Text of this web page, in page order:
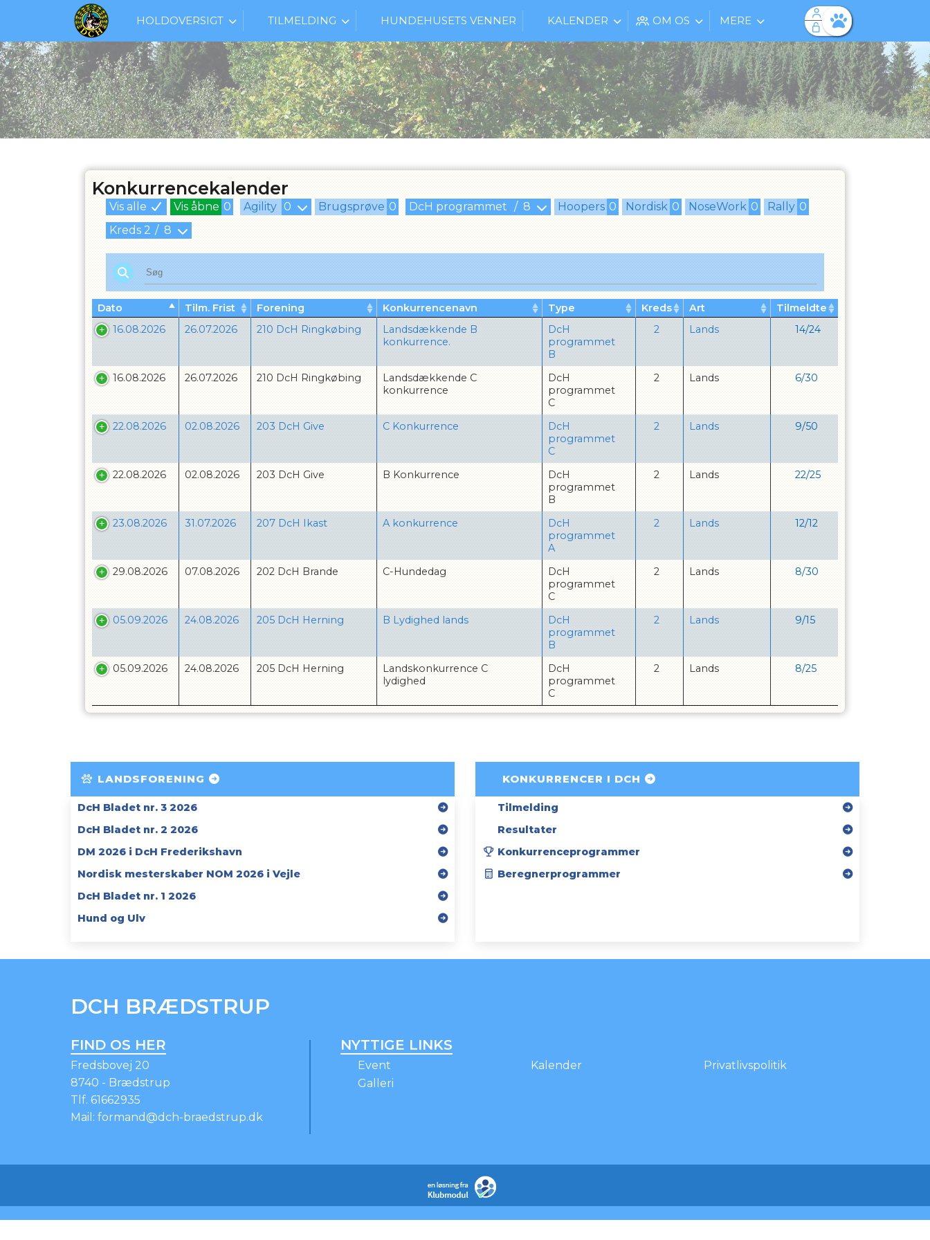
HOLDOVERSIGT TILMELDING HUNDEHUSETS VENNER KALENDER OM OS MERE
Facebook login
Husk mig
Glemt password
Opret profil
Log ind
Konkurrencekalender
Vis alle Vis åbne 0 Agility 0 Brugsprøve 0 DcH programmet / 8 Hoopers 0 Nordisk 0 NoseWork 0 Rally 0
Kreds 2 / 8
Dato Tilm. Frist Forening Konkurrencenavn Type Kreds Art
Tilmeldte
16.08.2026
26.07.2026 210 DcH Ringkøbing
Landsdækkende B
konkurrence.
DcH
programmet
B
2 Lands 14/24
16.08.2026 26.07.2026 210 DcH Ringkøbing
Landsdækkende C
konkurrence
DcH
programmet
C
2 Lands 6/30
22.08.2026 02.08.2026 203 DcH Give C Konkurrence
DcH
programmet
C
2 Lands 9/50
22.08.2026 02.08.2026 203 DcH Give B Konkurrence
DcH
programmet
B
2 Lands 22/25
23.08.2026 31.07.2026 207 DcH Ikast A konkurrence
DcH
programmet
A
2 Lands 12/12
29.08.2026 07.08.2026 202 DcH Brande C-Hundedag
DcH
programmet
C
2 Lands 8/30
05.09.2026 24.08.2026 205 DcH Herning B Lydighed lands
DcH
programmet
B
2 Lands 9/15
05.09.2026 24.08.2026 205 DcH Herning
Landskonkurrence C
lydighed
DcH
programmet
C
2 Lands 8/25
LANDSFORENING
DcH Bladet nr. 3 2026
DcH Bladet nr. 2 2026
DM 2026 i DcH Frederikshavn
Nordisk mesterskaber NOM 2026 i Vejle
DcH Bladet nr. 1 2026
Hund og Ulv
KONKURRENCER I DCH
Tilmelding
Resultater
Konkurrenceprogrammer
Beregnerprogrammer
DCH BRÆDSTRUP
FIND OS HER
Fredsbovej 20
8740 - Brædstrup
Tlf. 61662935
Mail: formand@dch-braedstrup.dk
NYTTIGE LINKS
Event Kalender
Privatlivspolitik
Galleri